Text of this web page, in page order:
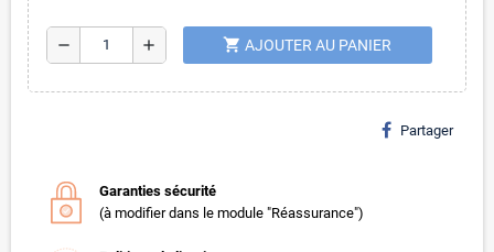
remove add shopping_cart AJOUTER AU PANIER
Partager
Garanties sécurité
(à modifier dans le module "Réassurance")